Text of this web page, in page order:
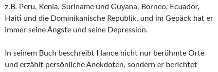
z.B. Peru, Kenia, Suriname und Guyana, Borneo, Ecuador,
Haiti und die Dominikanische Republik, und im Gepäck hat er
immer seine Ängste und seine Depression.
In seinem Buch beschreibt Hance nicht nur berühmte Orte
und erzählt persönliche Anekdoten, sondern er berichtet